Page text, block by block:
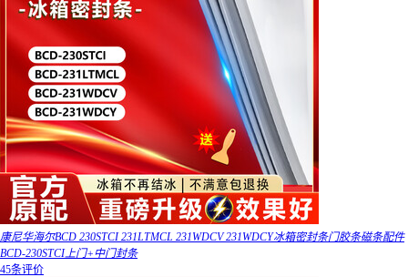
康尼华海尔BCD 230STCI 231LTMCL 231WDCV 231WDCY冰箱密封条门胶条磁条配件
BCD-230STCI上门+中门封条
45条评价